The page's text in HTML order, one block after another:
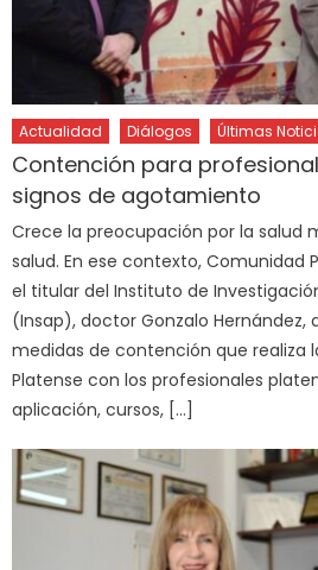
Actualidad Diálogos Últimas
Contención para
signos de agotamiento
Crece la preocupación por la salud
salud. En ese contexto, Comunidad
el titular del Instituto de
(Insap), doctor Gonzalo Hernández,
medidas de contención que realiza
Platense con los profesionales
aplicación, cursos, […]